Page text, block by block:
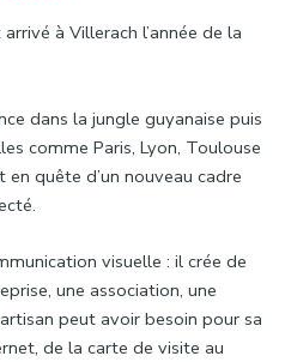
à Villerach l’année de la
dans la jungle guyanaise puis
comme Paris, Lyon, Toulouse
quête d’un nouveau cadre
visuelle : il crée de
une association, une
peut avoir besoin pour sa
de la carte de visite au